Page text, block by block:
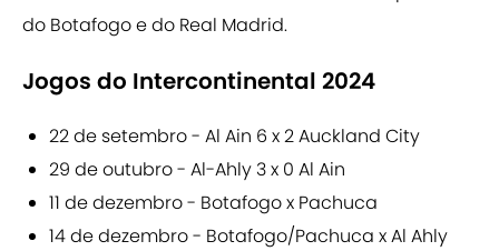
do Botafogo e do Real Madrid.
Jogos do Intercontinental 2024
22 de setembro - Al Ain 6 x 2 Auckland City
29 de outubro - Al-Ahly 3 x 0 Al Ain
11 de dezembro - Botafogo x Pachuca
14 de dezembro - Botafogo/Pachuca x Al Ahly